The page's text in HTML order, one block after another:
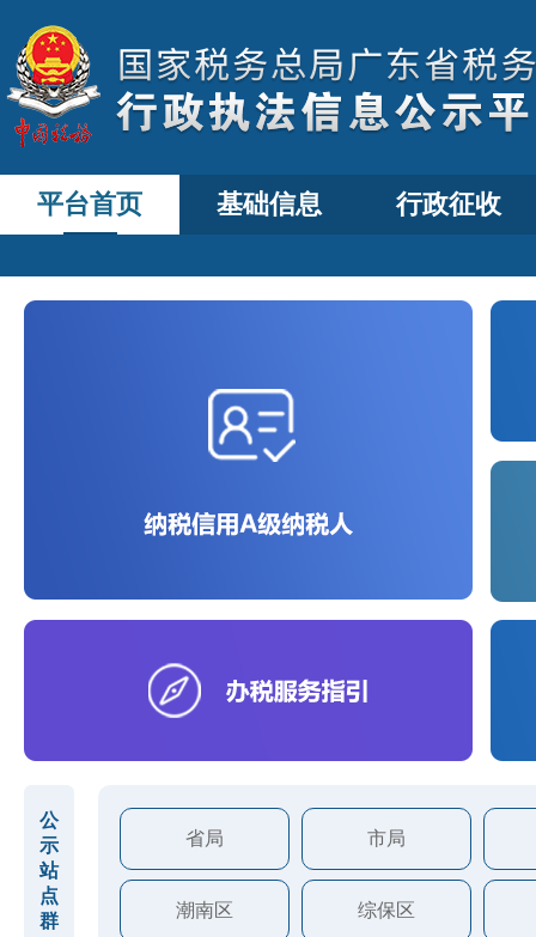
平台首页 基础信息 行政征收
公
示
站
点
群
省局 市局
潮南区 综保区